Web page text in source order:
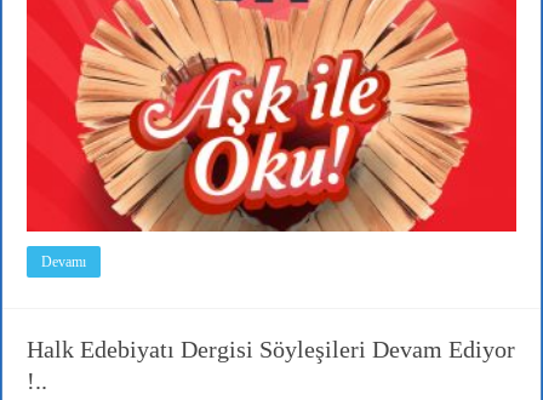
Devamı
Halk Edebiyatı Dergisi Söyleşileri Devam Ediyor
!..